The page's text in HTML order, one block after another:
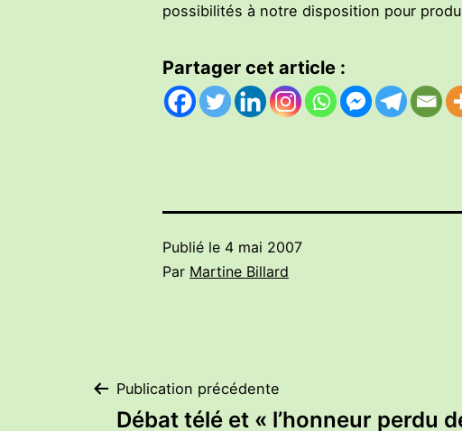
possibilités à notre disposition pour
Partager cet article :
Publié le 4 mai 2007
Par Martine Billard
Navigation
Publication précédente
Débat télé et « l’honneur perdu